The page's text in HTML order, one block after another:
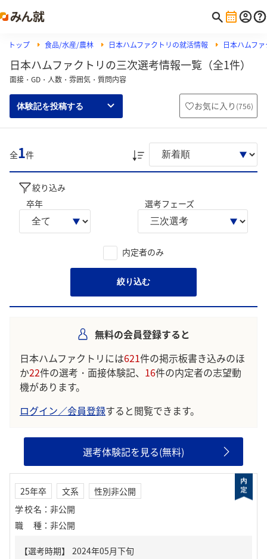
トップ 食品/水産/農林 日本ハムファクトリの就活情報 日本ハムフ
日本ハムファクトリの三次選考情報一覧（全1件）
面接・GD・人数・雰囲気・質問内容
体験記を投稿する お気に入り (756)
全1件
絞り込み
卒年
選考フェーズ
内定者のみ
絞り込む
無料の会員登録すると
日本ハムファクトリには621件の掲示板書き込みのほ
か22件の選考・面接体験記、 16件の内定者の志望動
機があります。
ログイン／会員登録すると閲覧できます。
選考体験記を見る(無料)
25年卒 文系
性別非公開
学校名 ： 非公開
職種 ： 非公開